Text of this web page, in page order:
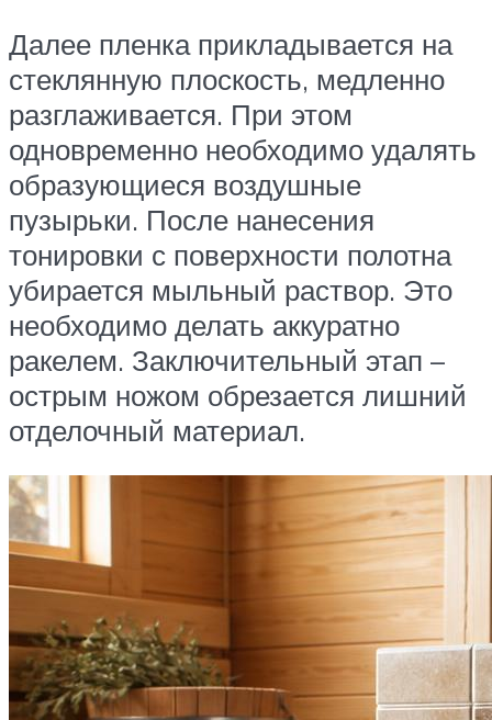
Далее пленка прикладывается на
стеклянную плоскость, медленно
разглаживается. При этом
одновременно необходимо удалять
образующиеся воздушные
пузырьки. После нанесения
тонировки с поверхности полотна
убирается мыльный раствор. Это
необходимо делать аккуратно
ракелем. Заключительный этап –
острым ножом обрезается лишний
отделочный материал.